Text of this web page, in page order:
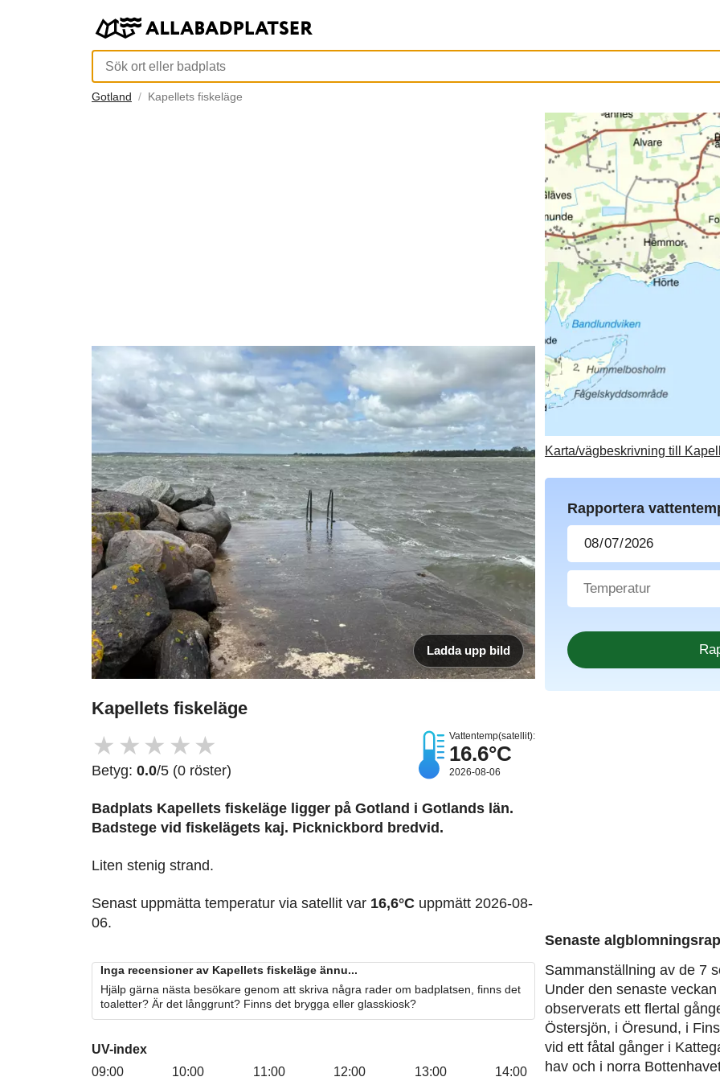
Gotland Kapellets fiskeläge
Ladda upp bild
Kapellets fiskeläge
★ ★ ★ ★ ★
Betyg: 0.0/5 (0 röster)
Vattentemp(satellit):
16.6°C
2026-08-06
Badplats Kapellets fiskeläge ligger på Gotland i Gotlands län.
Badstege vid fiskelägets kaj. Picknickbord bredvid.
Liten stenig strand.
Senast uppmätta temperatur via satellit var 16,6°C uppmätt 2026-08-
06.
Inga recensioner av Kapellets fiskeläge ännu...
Hjälp gärna nästa besökare genom att skriva några rader om badplatsen, finns det
toaletter? Är det långgrunt? Finns det brygga eller glasskiosk?
UV-index
09:00
10:00
11:00
12:00
13:00
14:00
Karta/vägbeskrivning till
Rapportera
Senaste
Sammanställning av de 7
Under den senaste
observerats ett flertal
Östersjön, i Öresund, i
vid ett fåtal gånger i
hav och i norra